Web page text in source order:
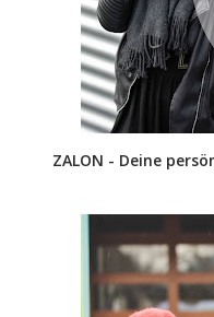
ZALON - Deine